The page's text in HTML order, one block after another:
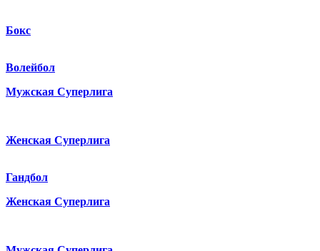
Бокс
Волейбол
Мужская Суперлига
Женская Суперлига
Гандбол
Женская Суперлига